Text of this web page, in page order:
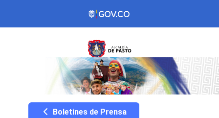
Boletines de Prensa